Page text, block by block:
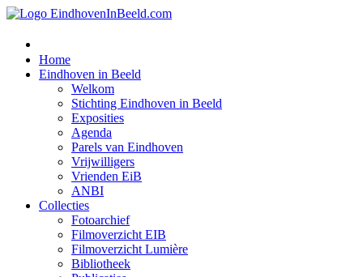
Home
Eindhoven in Beeld
Welkom
Stichting Eindhoven in Beeld
Exposities
Agenda
Parels van Eindhoven
Vrijwilligers
Vrienden EiB
ANBI
Collecties
Fotoarchief
Filmoverzicht EIB
Filmoverzicht Lumière
Bibliotheek